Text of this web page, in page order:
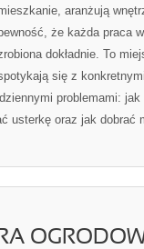
aranżują
że każda praca
dokładnie. To
się z
problemami:
usterkę oraz jak dobrać